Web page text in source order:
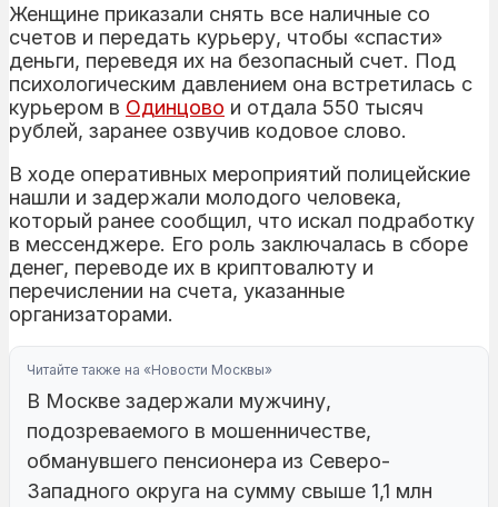
Женщине приказали снять все наличные со
счетов и передать курьеру, чтобы «спасти»
деньги, переведя их на безопасный счет. Под
психологическим давлением она встретилась с
курьером в Одинцово и отдала 550 тысяч
рублей, заранее озвучив кодовое слово.
В ходе оперативных мероприятий полицейские
нашли и задержали молодого человека,
который ранее сообщил, что искал подработку
в мессенджере. Его роль заключалась в сборе
денег, переводе их в криптовалюту и
перечислении на счета, указанные
организаторами.
Читайте также на «Новости Москвы»
В Москве задержали мужчину,
подозреваемого в мошенничестве,
обманувшего пенсионера из Северо-
Западного округа на сумму свыше 1,1 млн